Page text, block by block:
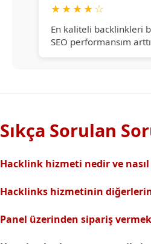
★★★★☆
En kaliteli backlinkleri
SEO performansım
Sıkça Sorulan
Hacklink hizmeti nedir ve
backlinklerle sitenizin arama
sıralamalarınız hızlıca yükselir.
Hacklinks hizmetinin
riski olmadan, en kaliteli ve
Profesyonel ekibimizle hızlı
Panel üzerinden sipariş
Hacklinks paneli kullanıcı dostu